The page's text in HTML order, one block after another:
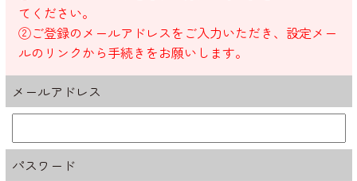
てください。
②ご登録のメールアドレスをご入力いただき、設定メー
ルのリンクから手続きをお願いします。
メールアドレス
パスワード